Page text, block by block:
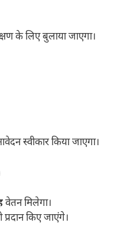
के लिए बुलाया जाएगा।
स्वीकार किया जाएगा।
वेतन मिलेगा।
किए जाएंगे।